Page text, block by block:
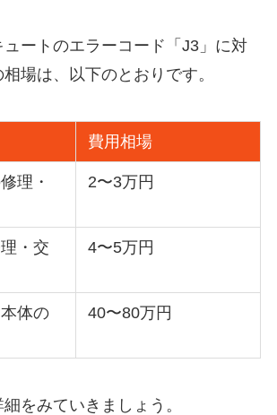
ュートのエラーコード「J3」に対
場は、以下のとおりです。
費用相場
理・
2〜3万円
・交
4〜5万円
体の
40〜80万円
をみていきましょう。